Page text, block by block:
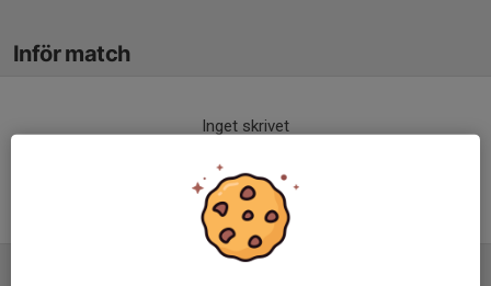
Inför match
Inget skrivet